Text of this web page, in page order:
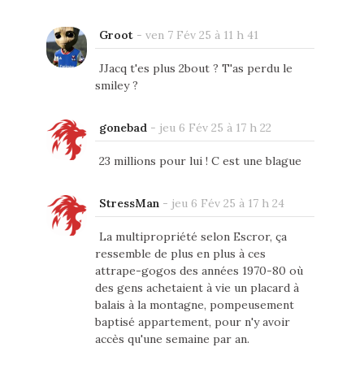
Groot- ven 7 Fév 25 à 11 h 41
JJacq t'es plus 2bout ? T'as perdu le
smiley ?
gonebad- jeu 6 Fév 25 à 17 h 22
23 millions pour lui ! C est une blague
StressMan- jeu 6 Fév 25 à 17 h 24
La multipropriété selon Escror, ça
ressemble de plus en plus à ces
attrape-gogos des années 1970-80 où
des gens achetaient à vie un placard à
balais à la montagne, pompeusement
baptisé appartement, pour n'y avoir
accès qu'une semaine par an.